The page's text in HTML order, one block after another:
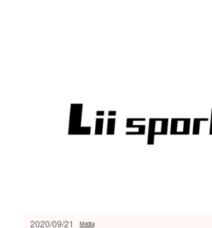
2020/09/21 Media